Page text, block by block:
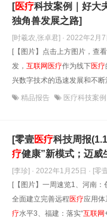
[医疗科技案例｜好大
独角兽发展之路]
[时羲农,张卓君] · 2022年2月7
[【图片】​点击上方图片，查看
发， 互联网医疗作为线下医疗
兴数字技术的迅速发展和不
精品报告 医疗科技案例
[零壹医疗科技周报
疗健康”新模式；迈威
[李珍] · 2022年1月25日 · [零
[【图片】一周速览1、河南：
全面建立完善远程医疗应用
疗水平3、福建：落实“互联网